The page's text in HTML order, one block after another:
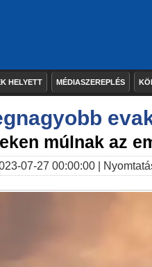
HELYETT MÉDIASZEREPLÉS
múlnak az
07-27 00:00:00 |